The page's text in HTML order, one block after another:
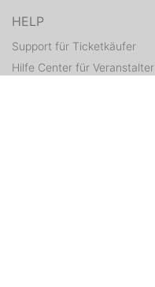
HELP
Support für Ticketkäufer
Hilfe Center für Veranstalter